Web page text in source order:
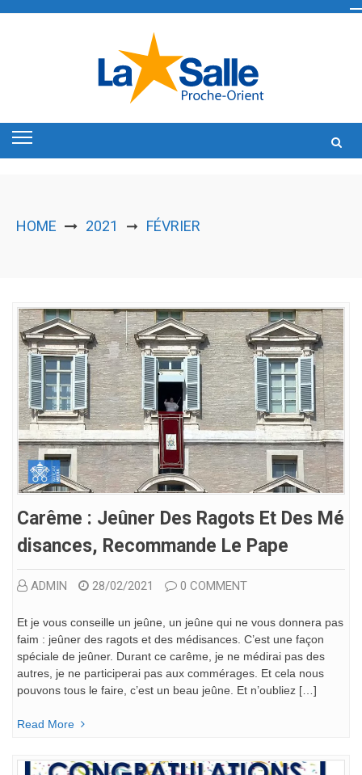
HOME 2021 ➞ FÉVRIER
Carême : Jeûner Des Ragots Et Des Mé
Disances, Recommande Le Pape
ADMIN 28/02/2021 0 COMMENT
Et je vous conseille un jeûne, un jeûne qui ne vous donnera pas
faim : jeûner des ragots et des médisances. C’est une façon
spéciale de jeûner. Durant ce carême, je ne médirai pas des
autres, je ne participerai pas aux commérages. Et cela nous
pouvons tous le faire, c’est un beau jeûne. Et n’oubliez […]
Read More